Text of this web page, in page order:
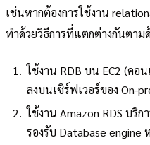
เช่นหากต้องการใช้งาน
ทำด้วยวิธีการที่แตกต่างกันตาม
ใช้งาน RDB บน EC2 (คอ
ลงบนเซิร์ฟเวอร์ของ On-
ใช้งาน Amazon RDS บริ
รองรับ Database engine